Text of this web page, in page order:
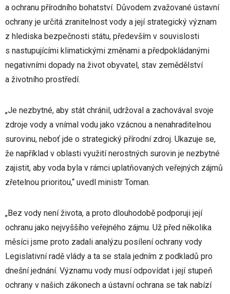
a ochranu přírodního bohatství. Důvodem zvažované ústavní
ochrany je určitá zranitelnost vody a její strategický význam
z hlediska bezpečnosti státu, především v souvislosti
s nastupujícími klimatickými změnami a předpokládanými
negativními dopady na život obyvatel, stav zemědělství
a životního prostředí.
„Je nezbytné, aby stát chránil, udržoval a zachovával svoje
zdroje vody a vnímal vodu jako vzácnou a nenahraditelnou
surovinu, neboť jde o strategický přírodní zdroj. Ukazuje se,
že například v oblasti využití nerostných surovin je nezbytné
zajistit, aby voda byla v rámci uplatňovaných veřejných zájmů
zřetelnou prioritou,“ uvedl ministr Toman.
„Bez vody není života, a proto dlouhodobě podporuji její
ochranu jako nejvyššího veřejného zájmu. Už před několika
měsíci jsme proto zadali analýzu posílení ochrany vody
Legislativní radě vlády a ta se stala jedním z podkladů pro
dnešní jednání. Významu vody musí odpovídat i její stupeň
ochrany v našich zákonech a ústavní ochrana se tak nabízí